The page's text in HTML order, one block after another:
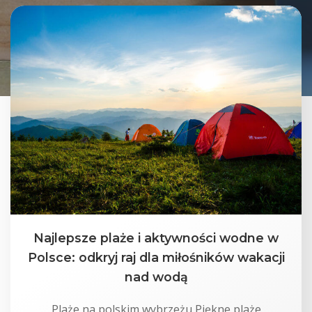
Najlepsze plaże i aktywności wodne w
Polsce: odkryj raj dla miłośników wakacji
nad wodą